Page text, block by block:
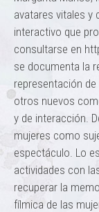
avatares vitales y
interactivo que
consultarse en
se documenta la
representación
otros nuevos
y de interacción.
mujeres como
espectáculo. Lo
actividades con
recuperar la
fílmica de las